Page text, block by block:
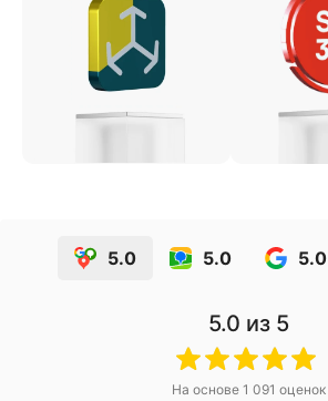
5.0 5.0 5.0
5.0 из 5
На основе 1 091 оценок